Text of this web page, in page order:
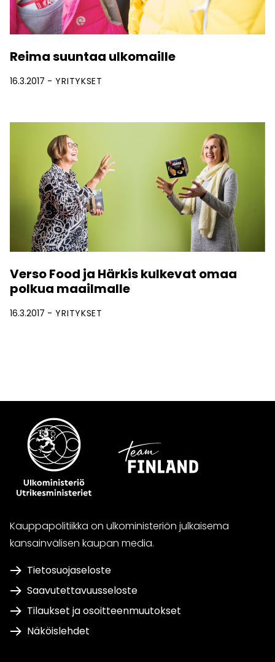
Reima suuntaa ulkomaille
16.3.2017 YRITYKSET
Verso Food ja Härkis kulkevat omaa
polkua maailmalle
16.3.2017 YRITYKSET
Kauppapolitiikka on ulkoministeriön julkaisema
kansainvälisen kaupan media.
Tietosuojaseloste
Saavutettavuusseloste
Tilaukset ja osoitteenmuutokset
Näköislehdet